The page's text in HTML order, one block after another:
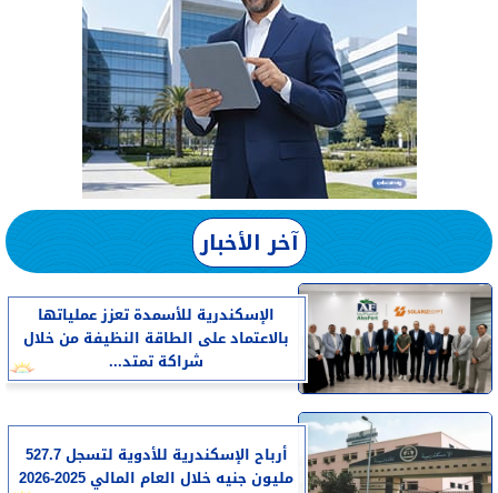
آخر الأخبار
الإسكندرية للأسمدة تعزز عملياتها
بالاعتماد على الطاقة النظيفة من خلال
شراكة تمتد...
أرباح الإسكندرية للأدوية لتسجل 527.7
مليون جنيه خلال العام المالي 2025-2026